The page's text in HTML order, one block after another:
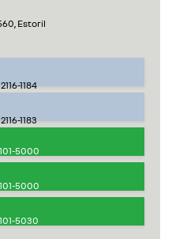
Estoril
1184
1183
5000
5000
5030